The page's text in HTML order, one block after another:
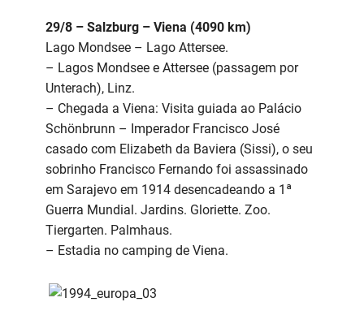
29/8 – Salzburg – Viena (4090 km)
Lago Mondsee – Lago Attersee.
– Lagos Mondsee e Attersee (passagem por
Unterach), Linz.
– Chegada a Viena: Visita guiada ao Palácio
Schönbrunn – Imperador Francisco José
casado com Elizabeth da Baviera (Sissi), o seu
sobrinho Francisco Fernando foi assassinado
em Sarajevo em 1914 desencadeando a 1ª
Guerra Mundial. Jardins. Gloriette. Zoo.
Tiergarten. Palmhaus.
– Estadia no camping de Viena.